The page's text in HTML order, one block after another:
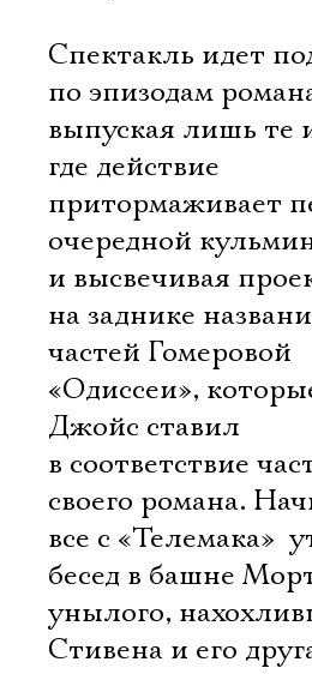
Спектакль идет
по эпизодам
выпуская лишь те
где действие
притормаживает
очередной
и высвечивая
на заднике
частей Гомеровой
«Одиссеи»,
Джойс ставил
в соответствие
своего романа.
все с «Телемака» 
бесед в башне
унылого,
Стивена и его